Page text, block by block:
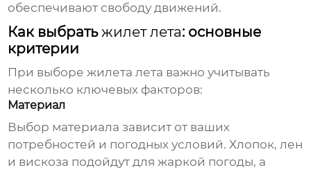
обеспечивают свободу движений.
Как выбратьжилет лета: основные
критерии
При выборежилета лета важно учитывать
несколько ключевых факторов:
Материал
Выбор материала зависит от ваших
потребностей и погодных условий. Хлопок, лен
и вискоза подойдут для жаркой погоды, а